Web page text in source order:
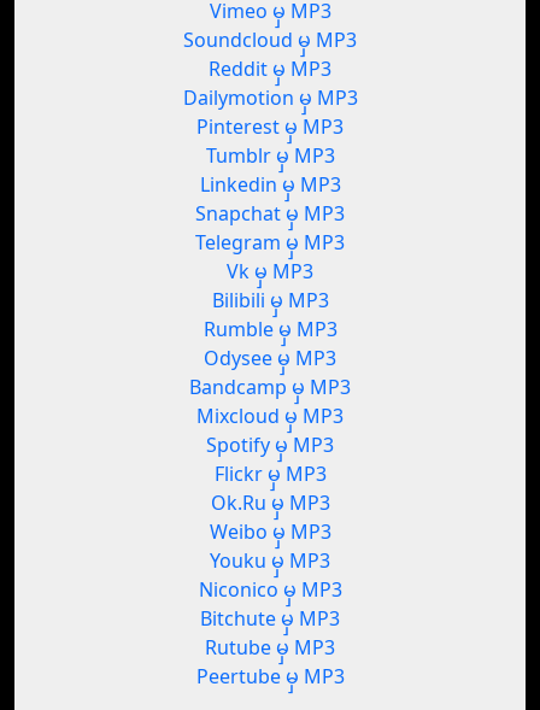
Vimeo မှ MP3
Soundcloud မှ MP3
Reddit မှ MP3
Dailymotion မှ MP3
Pinterest မှ MP3
Tumblr မှ MP3
Linkedin မှ MP3
Snapchat မှ MP3
Telegram မှ MP3
Vk မှ MP3
Bilibili မှ MP3
Rumble မှ MP3
Odysee မှ MP3
Bandcamp မှ MP3
Mixcloud မှ MP3
Spotify မှ MP3
Flickr မှ MP3
Ok.Ru မှ MP3
Weibo မှ MP3
Youku မှ MP3
Niconico မှ MP3
Bitchute မှ MP3
Rutube မှ MP3
Peertube မှ MP3